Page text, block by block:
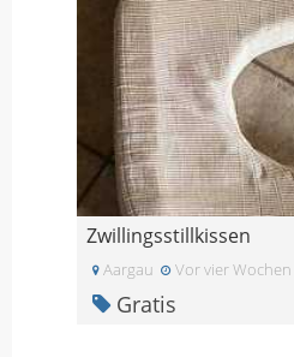
Zwillingsstillkissen
Aargau Vor vier Wochen
Gratis